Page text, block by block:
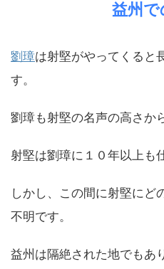
益州で
劉璋は射堅がやってくると
す。
劉璋も射堅の名声の高さか
射堅は劉璋に１０年以上も
しかし、この間に射堅にど
不明です。
益州は隔絶された地でもあ